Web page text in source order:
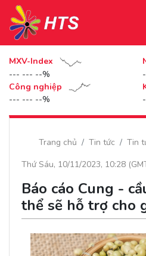
MXV-Index
--- --- --%
Công nghiệp
--- --- --%
Trang chủ Tin tức Tin
Thứ Sáu, 10/11/2023, 10:28
Báo cáo Cung -
thể sẽ hỗ trợ cho